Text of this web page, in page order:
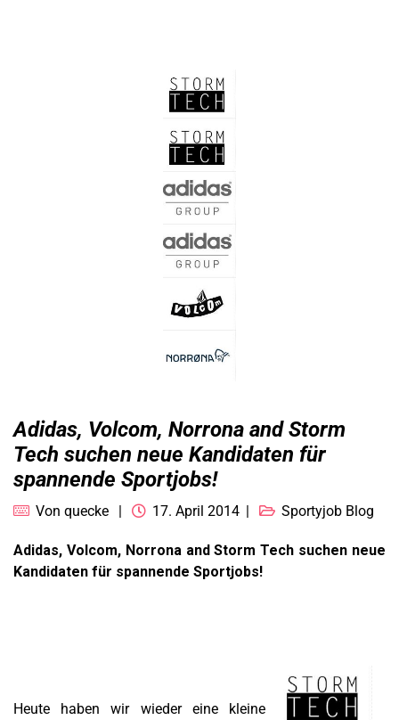
Adidas, Volcom, Norrona and Storm
Tech suchen neue Kandidaten für
spannende Sportjobs!
Von quecke 17. April 2014 Sportyjob Blog
Adidas, Volcom, Norrona and Storm Tech suchen neue
Kandidaten für spannende Sportjobs!
Heute haben wir wieder eine kleine